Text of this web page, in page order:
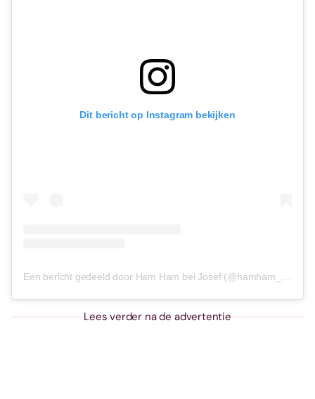
Dit bericht op Instagram bekijken
Lees verder na de advertentie